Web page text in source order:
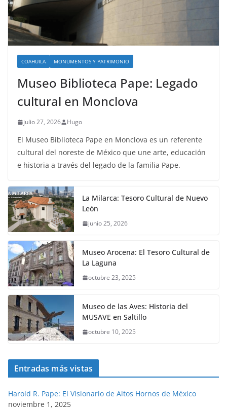
COAHUILA MONUMENTOS Y PATRIMONIO
Museo Biblioteca Pape: Legado
cultural en Monclova
julio 27, 2026 Hugo
El Museo Biblioteca Pape en Monclova es un referente
cultural del noreste de México que une arte, educación
e historia a través del legado de la familia Pape.
La Milarca: Tesoro Cultural de Nuevo
León
junio 25, 2026
Museo Arocena: El Tesoro Cultural de
La Laguna
octubre 23, 2025
Museo de las Aves: Historia del
MUSAVE en Saltillo
octubre 10, 2025
Entradas más vistas
Harold R. Pape: El Visionario de Altos Hornos de México
noviembre 1, 2025